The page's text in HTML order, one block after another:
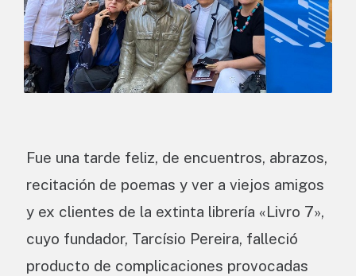
Fue una tarde feliz, de encuentros, abrazos,
recitación de poemas y ver a viejos amigos
y ex clientes de la extinta librería «Livro 7»,
cuyo fundador, Tarcísio Pereira, falleció
producto de complicaciones provocadas